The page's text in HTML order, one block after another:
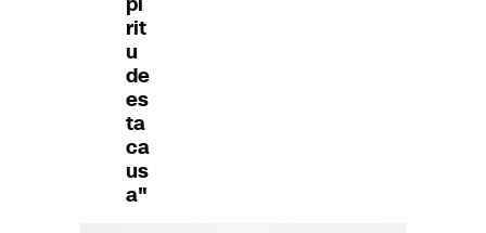
rit
u
de
es
ta
ca
us
a"